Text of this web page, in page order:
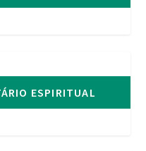
ESPIRITUAL